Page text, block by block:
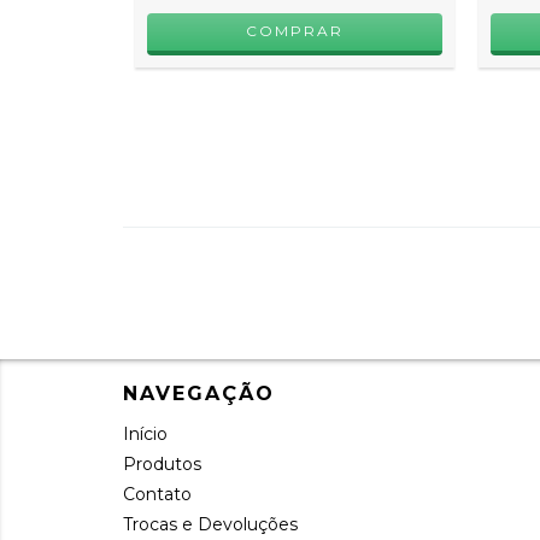
COMPRAR
NAVEGAÇÃO
Início
Produtos
Contato
Trocas e Devoluções